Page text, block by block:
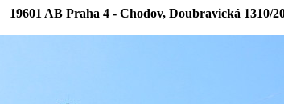
19601 AB Praha 4 - Chodov, Doubravická 1310/